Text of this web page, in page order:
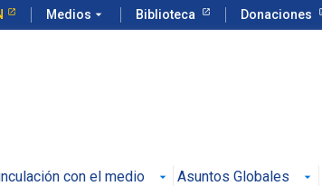
Medios arrow_drop_down Biblioteca Donaciones
con el medio Asuntos Globales